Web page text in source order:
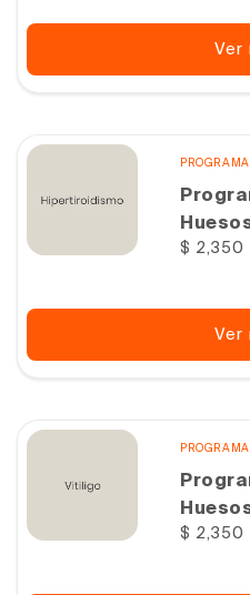
Ver
Precio
$ 2,350
Ver
Precio
$ 2,350